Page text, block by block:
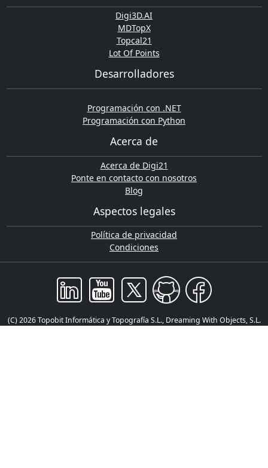
Digi3D.AI
MDTopX
Topcal21
Lot Of Points
Desarrolladores
Programación con .NET
Programación con Python
Acerca de
Acerca de Digi21
Ponte en contacto con nosotros
Blog
Aspectos legales
Política de privacidad
Condiciones
(C) 2026 Topobit Informática y Topografía S.L., Dreaming With Objects, S.L.